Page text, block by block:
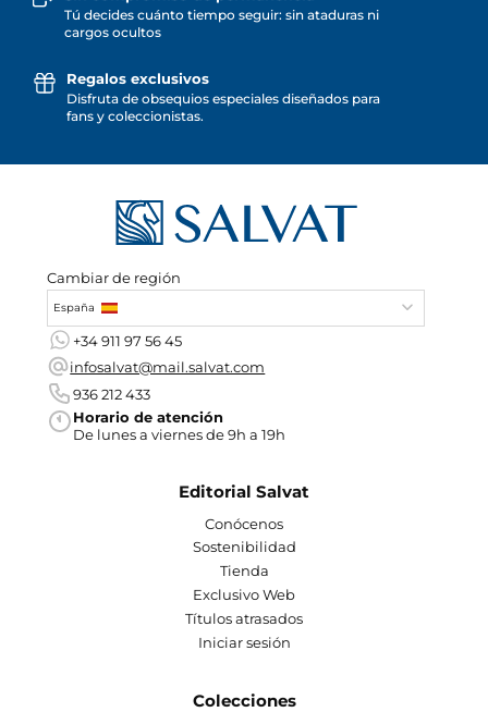
Tú decides cuánto tiempo seguir: sin ataduras ni
cargos ocultos
Regalos exclusivos
Disfruta de obsequios especiales diseñados para
fans y coleccionistas.
Cambiar de región
España
+34 911 97 56 45
infosalvat@mail.salvat.com
936 212 433
Horario de atención
De lunes a viernes de 9h a 19h
Editorial Salvat
Conócenos
Sostenibilidad
Tienda
Exclusivo Web
Títulos atrasados
Iniciar sesión
Colecciones